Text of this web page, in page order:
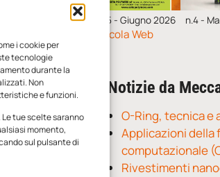
i cookie per
tecnologie
durante la
Non
e funzioni.
tue scelte saranno
momento,
sul pulsante di
n.5 - Giugno 2026 n.4 -
Edicola Web
Notizie da
O-Ring, tecnica e
Applicazioni della
computazionale
Rivestimenti